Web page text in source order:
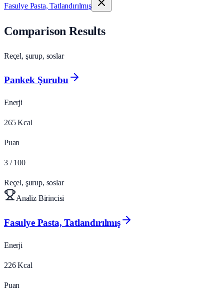
Fasulye Pasta, Tatlandırılmış
Comparison Results
Reçel, şurup, soslar
Pankek Şurubu
Enerji
265 Kcal
Puan
3 / 100
Reçel, şurup, soslar
Analiz Birincisi
Fasulye Pasta, Tatlandırılmış
Enerji
226 Kcal
Puan